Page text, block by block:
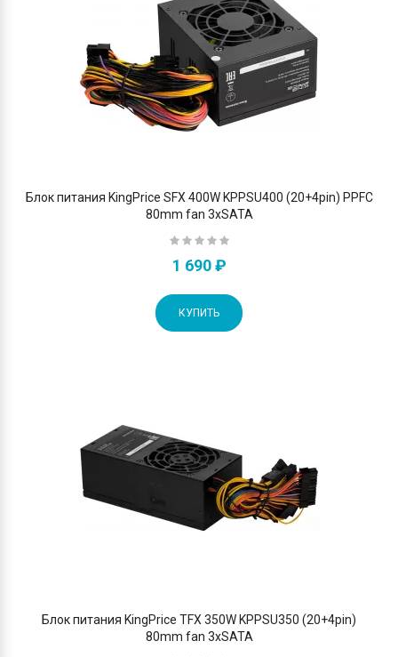
Блок питания KingPrice SFX 400W KPPSU400 (20+4pin) PPFC
80mm fan 3xSATA
1 690 ₽
КУПИТЬ
Блок питания KingPrice TFX 350W KPPSU350 (20+4pin)
80mm fan 3xSATA